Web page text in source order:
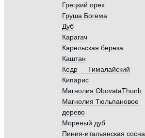
Грецкий орех
Груша Богема
Дуб
Карагач
Карельская береза
Каштан
Кедр — Гималайский
Кипарис
Магнолия ObovataThunb
Магнолия Тюльпановое
дерево
Мореный дуб
Пиния-итальянская сосна